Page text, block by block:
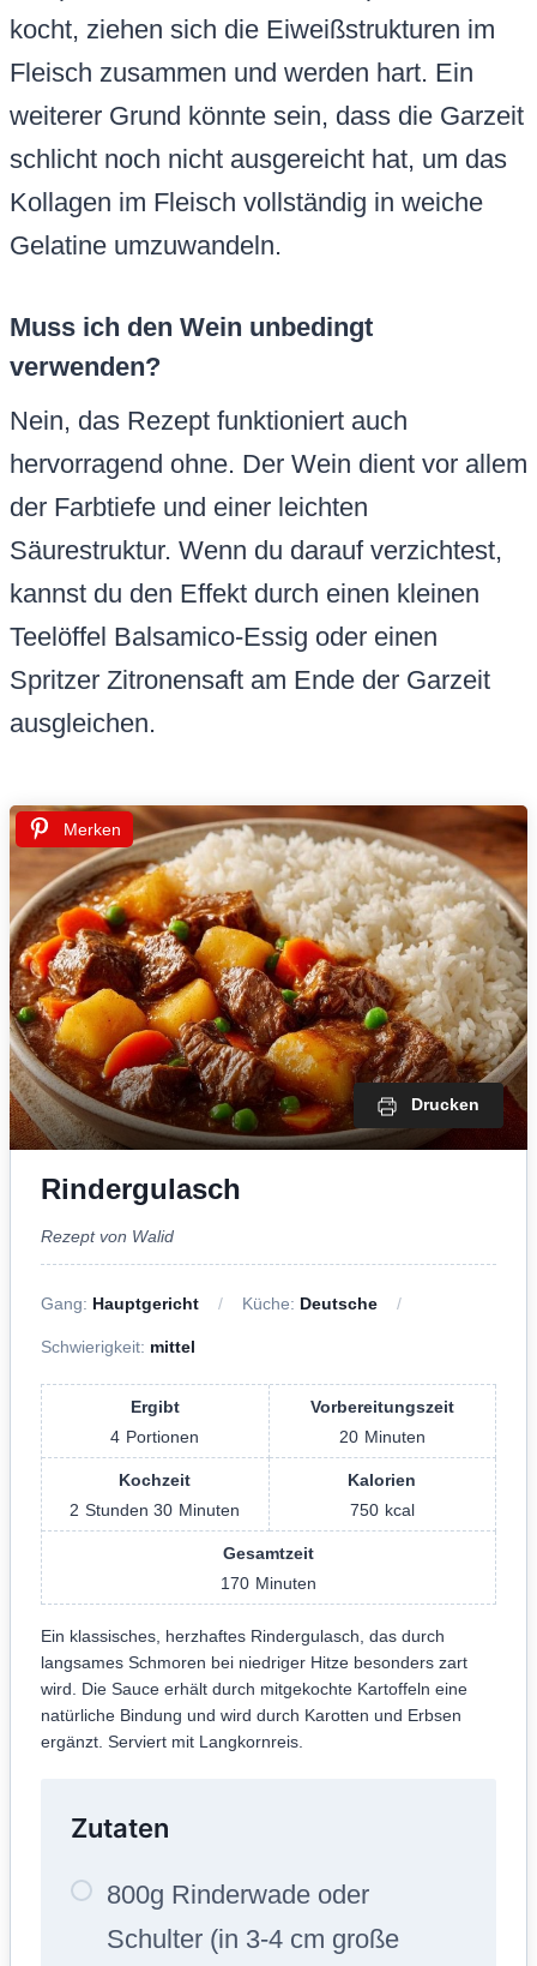
kocht, ziehen sich die Eiweißstrukturen im
Fleisch zusammen und werden hart. Ein
weiterer Grund könnte sein, dass die Garzeit
schlicht noch nicht ausgereicht hat, um das
Kollagen im Fleisch vollständig in weiche
Gelatine umzuwandeln.
Muss ich den Wein unbedingt
verwenden?
Nein, das Rezept funktioniert auch
hervorragend ohne. Der Wein dient vor allem
der Farbtiefe und einer leichten
Säurestruktur. Wenn du darauf verzichtest,
kannst du den Effekt durch einen kleinen
Teelöffel Balsamico-Essig oder einen
Spritzer Zitronensaft am Ende der Garzeit
ausgleichen.
Merken
Drucken
Rindergulasch
Rezept von Walid
Gang: Hauptgericht Küche: Deutsche
Schwierigkeit: mittel
Ergibt
4 Portionen
Vorbereitungszeit
20 Minuten
Kochzeit
2 Stunden30 Minuten
Kalorien
750 kcal
Gesamtzeit
170 Minuten
Ein klassisches, herzhaftes Rindergulasch, das durch
langsames Schmoren bei niedriger Hitze besonders zart
wird. Die Sauce erhält durch mitgekochte Kartoffeln eine
natürliche Bindung und wird durch Karotten und Erbsen
ergänzt. Serviert mit Langkornreis.
Zutaten
800g Rinderwade oder
Schulter (in 3-4 cm große